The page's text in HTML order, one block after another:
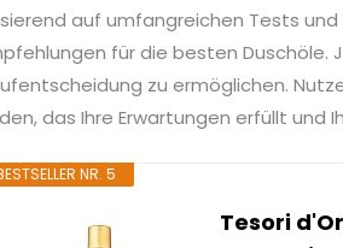
auf umfangreichen Tests
für die besten
zu ermöglichen.
das Ihre Erwartungen erfüllt und
NR. 5
Tesori